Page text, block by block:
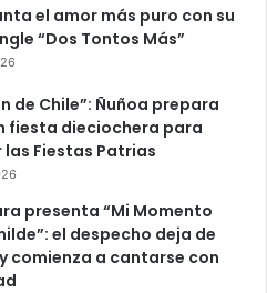
el amor más puro con su
“Dos Tontos Más”
de Chile”: Ñuñoa prepara
fiesta dieciochera para
Fiestas Patrias
presenta “Mi Momento
el despecho deja de
comienza a cantarse con